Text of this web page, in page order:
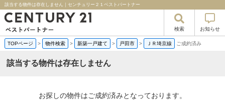
該当する物件は存在しません｜センチュリー２１ベストパートナー
検索 お知らせ
TOPページ > 物件検索 > 新築一戸建て > 戸田市 > ＪＲ埼京線 ご成約済み
該当する物件は存在しません
お探しの物件はご成約済みとなっております。